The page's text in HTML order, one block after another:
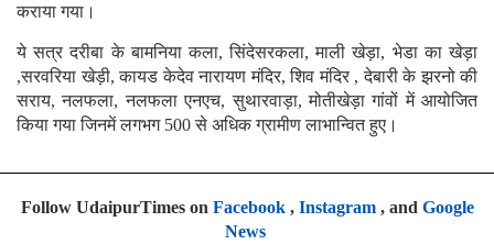
कराया गया।
ये सत्र दरीबा के बामनिया कला, सिंदेसरकला, माली खेड़ा, भेडा का खेड़ा
,सरवरिया खेड़ी, कायड केदेव नारायण मंदिर, शिव मंदिर , देबारी के झरनो की
सराय, नलफला, नलफला एनएच, सुथारवाड़ा, मोतीखेड़ा गांवों में आयोजित
किया गया जिनमें लगभग 500 से अधिक ग्रामीण लाभान्वित हुए।
Follow UdaipurTimes on Facebook, Instagram, and Google
News